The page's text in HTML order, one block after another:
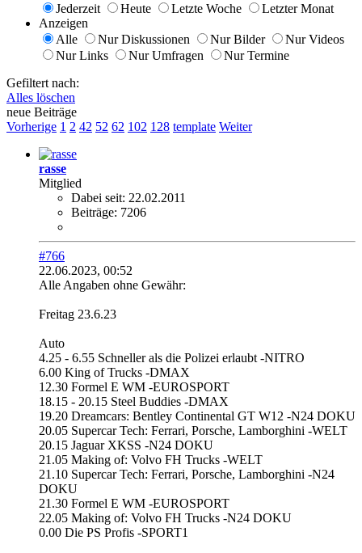
Jederzeit
Heute Letzte Woche
Letzter Monat
Anzeigen
Alle
Nur Diskussionen Nur Bilder
Nur Videos
Nur Links
Nur Umfragen
Nur Termine
Gefiltert nach:
Alles löschen
neue Beiträge
Vorherige 1 2 42 52 62 102 128 template Weiter
rasse
Mitglied
Dabei seit: 22.02.2011
Beiträge: 7206
#766
22.06.2023, 00:52
Alle Angaben ohne Gewähr:
Freitag 23.6.23
Auto
4.25 - 6.55 Schneller als die Polizei erlaubt -NITRO
6.00 King of Trucks -DMAX
12.30 Formel E WM -EUROSPORT
18.15 - 20.15 Steel Buddies -DMAX
19.20 Dreamcars: Bentley Continental GT W12 -N24 DOKU
20.05 Supercar Tech: Ferrari, Porsche, Lamborghini -WELT
20.15 Jaguar XKSS -N24 DOKU
21.05 Making of: Volvo FH Trucks -WELT
21.10 Supercar Tech: Ferrari, Porsche, Lamborghini -N24
DOKU
21.30 Formel E WM -EUROSPORT
22.05 Making of: Volvo FH Trucks -N24 DOKU
0.00 Die PS Profis -SPORT1